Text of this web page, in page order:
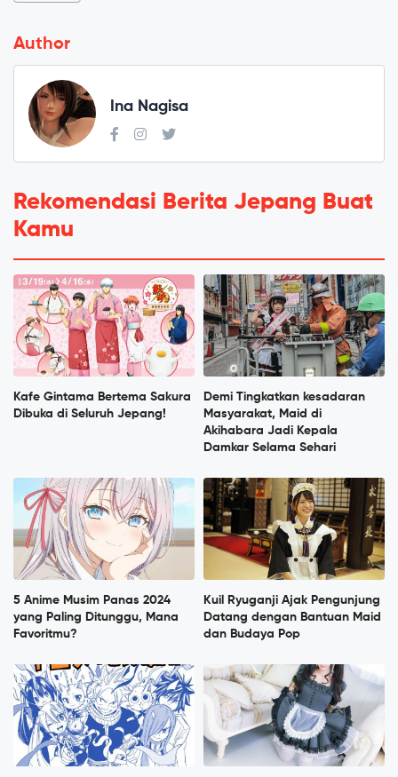
Author
Ina Nagisa
Rekomendasi Berita Jepang Buat
Kamu
Kafe Gintama Bertema Sakura
Dibuka di Seluruh Jepang!
Demi Tingkatkan kesadaran
Masyarakat, Maid di
Akihabara Jadi Kepala
Damkar Selama Sehari
5 Anime Musim Panas 2024
yang Paling Ditunggu, Mana
Favoritmu?
Kuil Ryuganji Ajak Pengunjung
Datang dengan Bantuan Maid
dan Budaya Pop